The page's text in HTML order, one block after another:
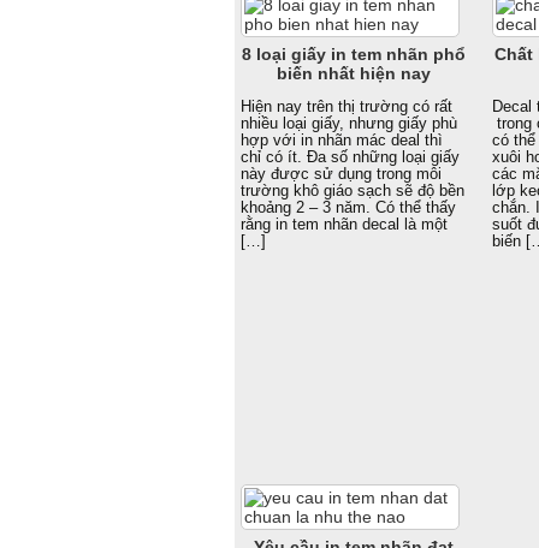
8 loại giấy in tem nhãn phổ
biến nhất hiện nay
Hiện nay trên thị trường có rất
nhiều loại giấy, nhưng giấy phù
hợp với in nhãn mác deal thì
chỉ có ít. Đa số những loại giấy
này được sử dụng trong môi
trường khô giáo sạch sẽ độ bền
khoảng 2 – 3 năm. Có thể thấy
rằng in tem nhãn decal là một
[…]
Chất
Decal
trong
có thể
xuôi
các
lớp
chắn.
suốt
biến